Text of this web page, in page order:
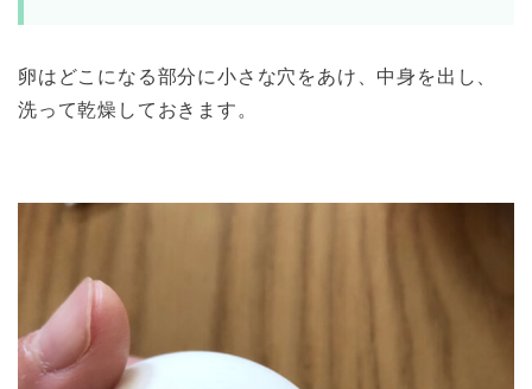
卵はどこになる部分に小さな穴をあけ、中身を出し、
洗って乾燥しておきます。